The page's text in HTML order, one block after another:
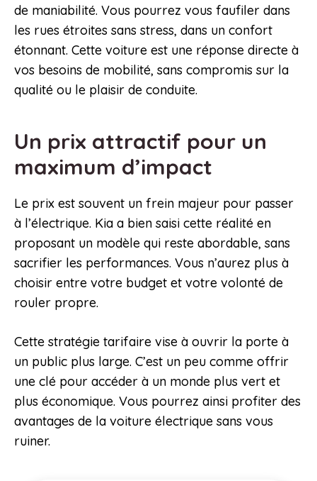
de maniabilité. Vous pourrez vous faufiler dans
les rues étroites sans stress, dans un confort
étonnant. Cette voiture est une réponse directe à
vos besoins de mobilité, sans compromis sur la
qualité ou le plaisir de conduite.
Un prix attractif pour un
maximum d’impact
Le prix est souvent un frein majeur pour passer
à l’électrique. Kia a bien saisi cette réalité en
proposant un modèle qui reste abordable, sans
sacrifier les performances. Vous n’aurez plus à
choisir entre votre budget et votre volonté de
rouler propre.
Cette stratégie tarifaire vise à ouvrir la porte à
un public plus large. C’est un peu comme offrir
une clé pour accéder à un monde plus vert et
plus économique. Vous pourrez ainsi profiter des
avantages de la voiture électrique sans vous
ruiner.